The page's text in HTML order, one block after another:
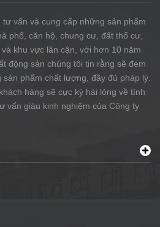
tư vấn và cung cấp những sản phẩm
phố, căn hộ, chung cư, đất thổ cư,
khu vực lân cận, với hơn 10 năm
động sản chúng tôi tin rằng sẽ đem
phẩm chất lượng, đầy đủ pháp lý.
hàng sẽ cực kỳ hài lòng về tính
vấn giàu kinh nghiệm của Công ty